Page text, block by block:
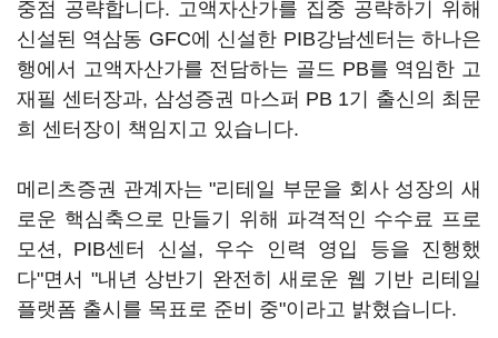
중점 공략합니다. 고액자산가를 집중 공략하기 위해
신설된 역삼동 GFC에 신설한 PIB강남센터는 하나은
행에서 고액자산가를 전담하는 골드 PB를 역임한 고
재필 센터장과, 삼성증권 마스퍼 PB 1기 출신의 최문
희 센터장이 책임지고 있습니다.
메리츠증권 관계자는 "리테일 부문을 회사 성장의 새
로운 핵심축으로 만들기 위해 파격적인 수수료 프로
모션, PIB센터 신설, 우수 인력 영입 등을 진행했
다"면서 "내년 상반기 완전히 새로운 웹 기반 리테일
플랫폼 출시를 목표로 준비 중"이라고 밝혔습니다.